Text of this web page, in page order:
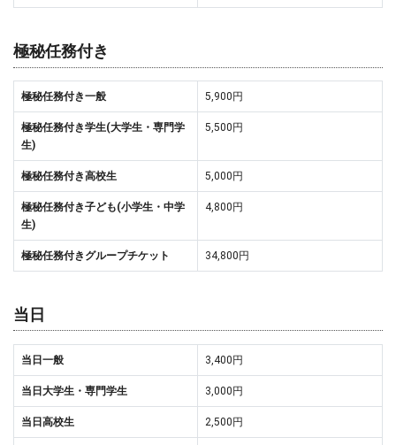
極秘任務付き
極秘任務付き一般 5,900円
極秘任務付き学生(大学生・専門学
生)
5,500円
極秘任務付き高校生 5,000円
極秘任務付き子ども(小学生・中学
生)
4,800円
極秘任務付きグループチケット 34,800円
当日
当日一般 3,400円
当日大学生・専門学生 3,000円
当日高校生 2,500円